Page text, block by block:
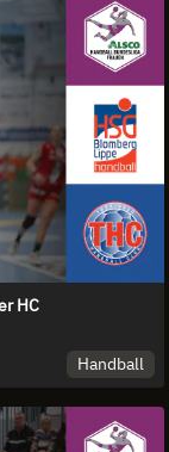
HC
Handball